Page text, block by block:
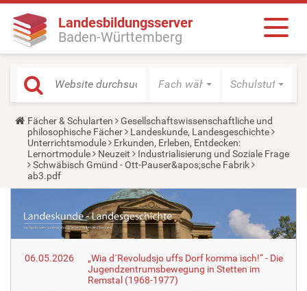
Landesbildungsserver
Baden-Württemberg
Fach wählen Schulstufe
Y
o
u
a
r
e
h
e
:
Fächer & Schularten
Gesellschaftswissenschaftliche und
philosophische Fächer
Landeskunde, Landesgeschichte
Unterrichtsmodule
Erkunden, Erleben, Entdecken:
Lernortmodule
Neuzeit
Industrialisierung und Soziale Frage
Schwäbisch Gmünd - Ott-Pauser&apos;sche Fabrik
ab3.pdf
06.05.2026
„Wia d´Revoludsjo uffs Dorf komma isch!“ - Die
Jugendzentrumsbewegung in Stetten im
Remstal (1968-1977)